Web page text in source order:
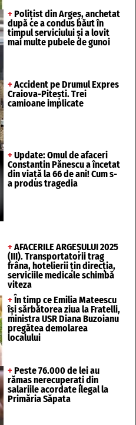
+ Polițist din Argeș, anchetat
după ce a condus băut în
timpul serviciului și a lovit
mai multe pubele de gunoi
+ Accident pe Drumul Expres
Craiova-Pitești. Trei
camioane implicate
+ Update: Omul de afaceri
Constantin Pănescu a încetat
din viață la 66 de ani! Cum s-
a produs tragedia
+ AFACERILE ARGEȘULUI 2025
(III). Transportatorii trag
frâna, hotelierii țin direcția,
serviciile medicale schimbă
viteza
+ În timp ce Emilia Mateescu
își sărbătorea ziua la Fratelli,
ministra USR Diana Buzoianu
pregătea demolarea
localului
+ Peste 76.000 de lei au
rămas nerecuperați din
salariile acordate ilegal la
Primăria Săpata